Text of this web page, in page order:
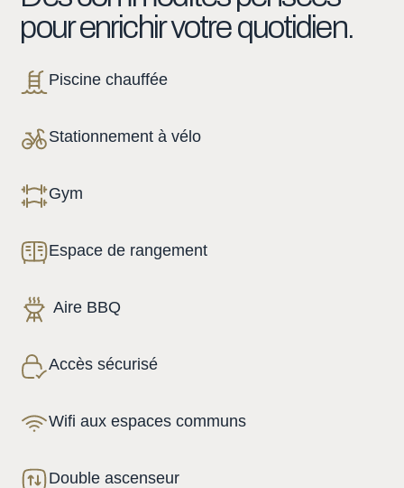
pourenrichirvotrequotidien.
Piscine chauffée
Stationnement à vélo
Gym
Espace de rangement
Aire BBQ
Accès sécurisé
Wifi aux espaces communs
Double ascenseur